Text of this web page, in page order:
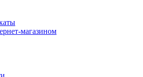
магазином